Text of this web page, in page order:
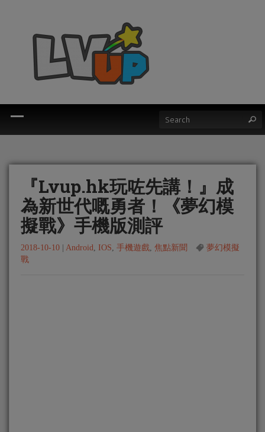
『Lvup.hk玩咗先講！』成
為新世代嘅勇者！《夢幻模
擬戰》手機版測評
2018-10-10 Android, IOS, 手機遊戲, 焦點新聞
夢幻模擬
戰